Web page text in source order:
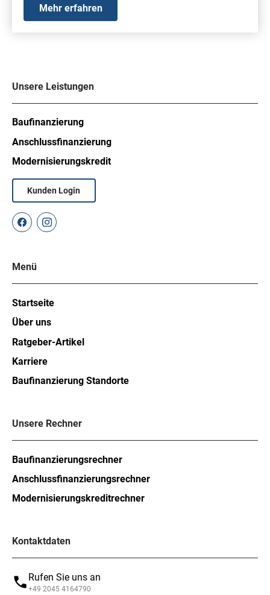
Mehr erfahren
Unsere Leistungen
Baufinanzierung
Anschlussfinanzierung
Modernisierungskredit
Kunden Login
Menü
Startseite
Über uns
Ratgeber-Artikel
Karriere
Baufinanzierung Standorte
Unsere Rechner
Baufinanzierungsrechner
Anschlussfinanzierungsrechner
Modernisierungskreditrechner
Kontaktdaten
Rufen Sie uns an
+49 2045 4164790